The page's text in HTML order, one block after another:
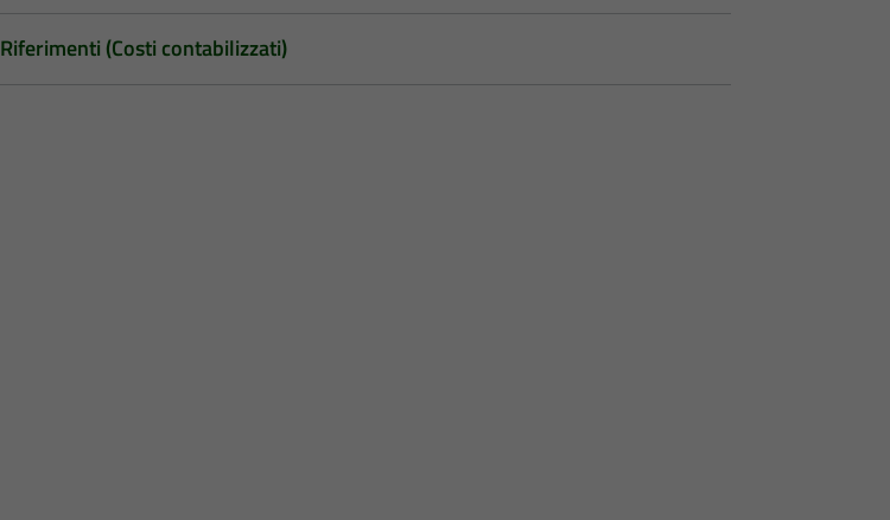
Riferimenti (Costi contabilizzati)